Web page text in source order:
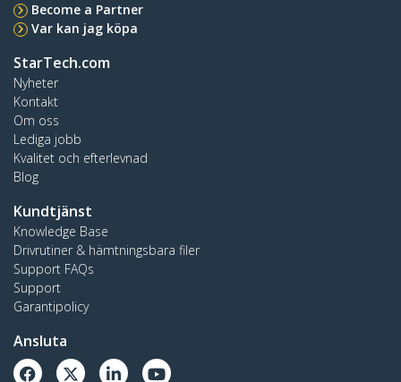
Become a Partner
Var kan jag köpa
StarTech.com
Nyheter
Kontakt
Om oss
Lediga jobb
Kvalitet och efterlevnad
Blog
Kundtjänst
Knowledge Base
Drivrutiner & hämtningsbara filer
Support FAQs
Support
Garantipolicy
Ansluta